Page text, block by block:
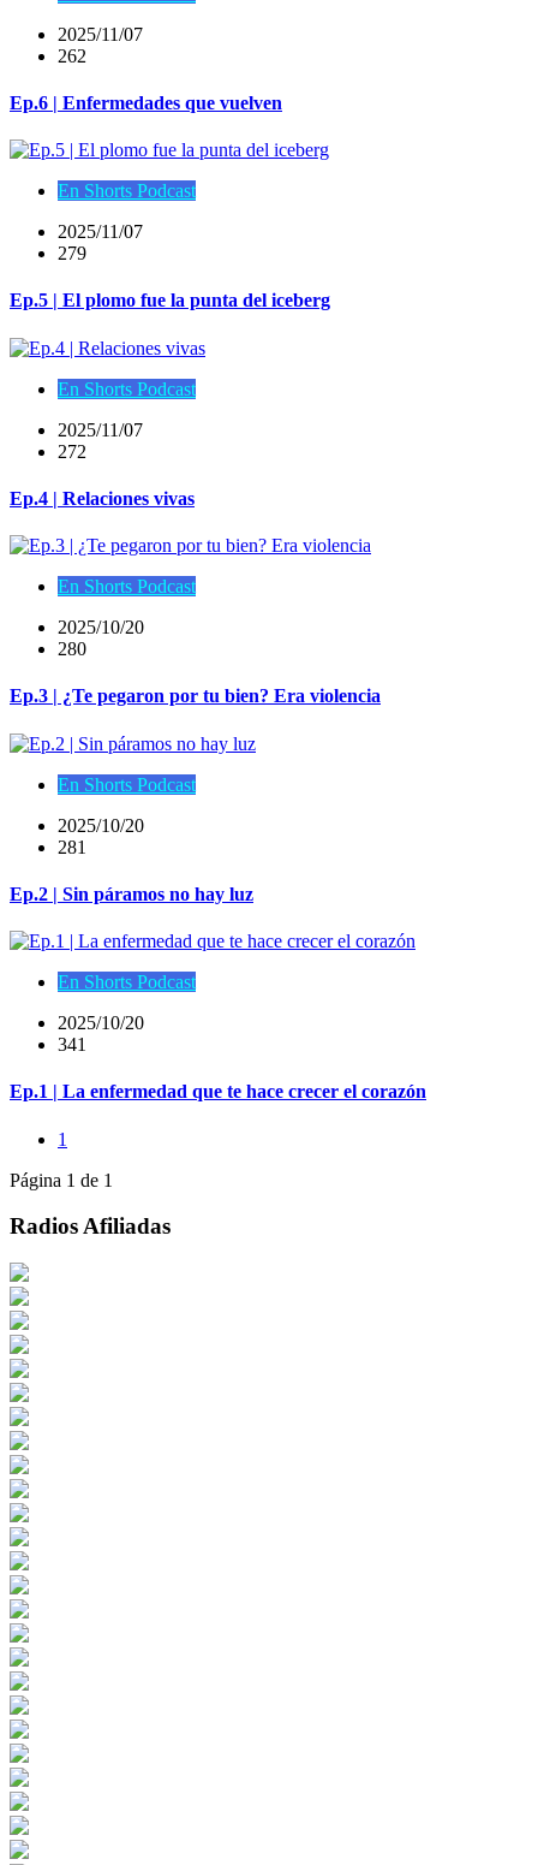
2025/11/07
262
Ep.6 | Enfermedades que vuelven
En Shorts Podcast
2025/11/07
279
Ep.5 | El plomo fue la punta del iceberg
En Shorts Podcast
2025/11/07
272
Ep.4 | Relaciones vivas
En Shorts Podcast
2025/10/20
280
Ep.3 | ¿Te pegaron por tu bien? Era violencia
En Shorts Podcast
2025/10/20
281
Ep.2 | Sin páramos no hay luz
En Shorts Podcast
2025/10/20
341
Ep.1 | La enfermedad que te hace crecer el corazón
1
Página 1 de 1
Radios Afiliadas